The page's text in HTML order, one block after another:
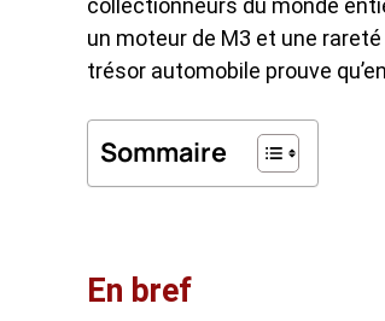
un moteur de M3 et une
trésor automobile prouve
Sommaire
En bref